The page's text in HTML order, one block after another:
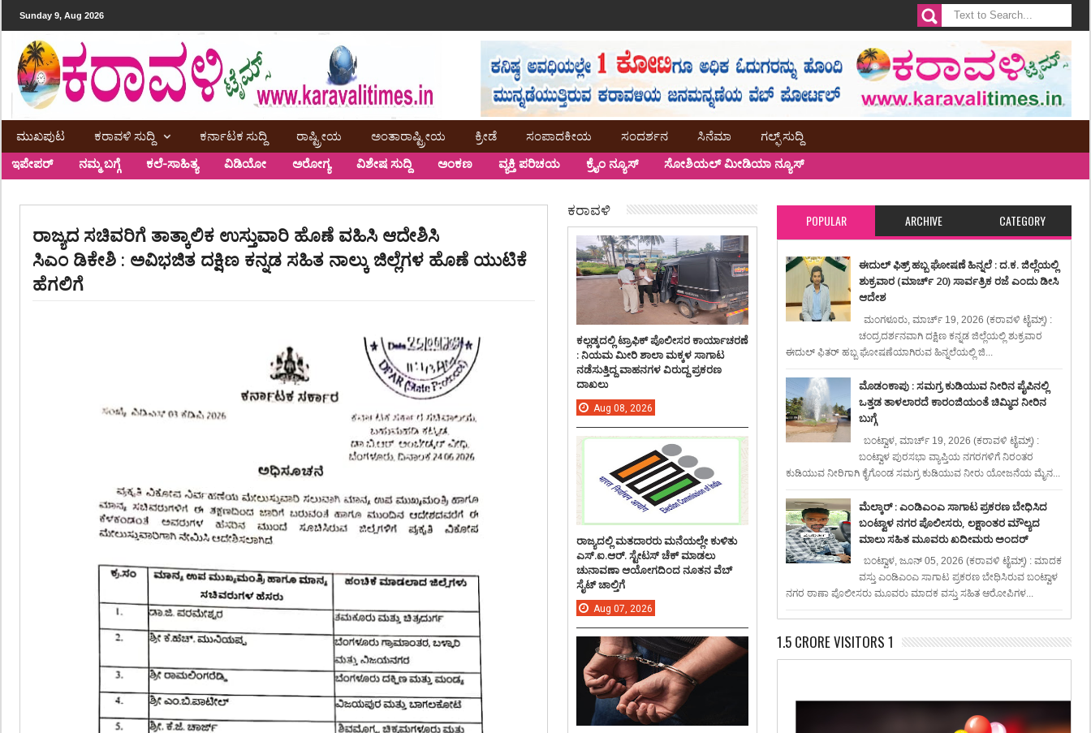
Sunday 9, Aug 2026
ಮುಖಪುಟ ಕರಾವಳಿ ಸುದ್ದಿ ಕರ್ನಾಟಕ ಸುದ್ದಿ ರಾಷ್ಟ್ರೀಯ ಅಂತಾರಾಷ್ಟ್ರೀಯ ಕ್ರೀಡೆ ಸಂಪಾದಕೀಯ ಸಂದರ್ಶನ ಸಿನೆಮಾ ಗಲ್ಫ್ ಸುದ್ದಿ
ಇಪೇಪರ್ ನಮ್ಮ ಬಗ್ಗೆ ಕಲೆ-ಸಾಹಿತ್ಯ ವಿಡಿಯೋ ಅರೋಗ್ಯ ವಿಶೇಷ ಸುದ್ದಿ ಅಂಕಣ ವ್ಯಕ್ತಿ ಪರಿಚಯ ಕ್ರೈಂ ನ್ಯೂಸ್ ಸೋಶಿಯಲ್ ಮೀಡಿಯಾ ನ್ಯೂಸ್
ರಾಜ್ಯದ ಸಚಿವರಿಗೆ ತಾತ್ಕಾಲಿಕ ಉಸ್ತುವಾರಿ ಹೊಣೆ ವಹಿಸಿ ಆದೇಶಿಸಿ
ಸಿಎಂ ಡಿಕೇಶಿ : ಅವಿಭಜಿತ ದಕ್ಷಿಣ ಕನ್ನಡ ಸಹಿತ ನಾಲ್ಕು ಜಿಲ್ಲೆಗಳ ಹೊಣೆ ಯುಟಿಕೆ
ಹೆಗಲಿಗೆ
POPULAR ARCHIVE CATEGORY
ಈದುಲ್ ಫಿತ್ರ್ ಹಬ್ಬ ಘೋಷಣೆ ಹಿನ್ನಲೆ : ದ.ಕ. ಜಿಲ್ಲೆಯಲ್ಲಿ
ಶುಕ್ರವಾರ (ಮಾರ್ಚ್ 20) ಸಾರ್ವತ್ರಿಕ ರಜೆ ಎಂದು ಡೀಸಿ
ಆದೇಶ
ಮಂಗಳೂರು, ಮಾರ್ಚ್ 19, 2026 (ಕರಾವಳಿ ಟೈಮ್ಸ್) :
ಚಂದ್ರದರ್ಶನವಾಗಿ ದಕ್ಷಿಣ ಕನ್ನಡ ಜಿಲ್ಲೆಯಲ್ಲಿ ಶುಕ್ರವಾರ
ಈದುಲ್ ಫಿತರ್ ಹಬ್ಬ ಘೋಷಣೆಯಾಗಿರುವ ಹಿನ್ನಲೆಯಲ್ಲಿ ಜಿ...
ಮೊಡಂಕಾಪು : ಸಮಗ್ರ ಕುಡಿಯುವ ನೀರಿನ ಪೈಪಿನಲ್ಲಿ
ಒತ್ತಡ ತಾಳಲಾರದೆ ಕಾರಂಜಿಯಂತೆ ಚಿಮ್ಮಿದ ನೀರಿನ
ಬುಗ್ಗೆ
ಬಂಟ್ವಾಳ, ಮಾರ್ಚ್ 19, 2026 (ಕರಾವಳಿ ಟೈಮ್ಸ್) :
ಬಂಟ್ವಾಳ ಪುರಸಭಾ ವ್ಯಾಪ್ತಿಯ ನಗರಗಳಿಗೆ ನಿರಂತರ
ಕುಡಿಯುವ ನೀರಿಗಾಗಿ ಕೈಗೊಂಡ ಸಮಗ್ರ ಕುಡಿಯುವ ನೀರು ಯೋಜನೆಯ ಮೈನ...
ಮೆಲ್ಕಾರ್ : ಎಂಡಿಎಂಎ ಸಾಗಾಟ ಪ್ರಕರಣ ಬೇಧಿಸಿದ
ಬಂಟ್ವಾಳ ನಗರ ಪೊಲೀಸರು, ಲಕ್ಷಾಂತರ ಮೌಲ್ಯದ
ಮಾಲು ಸಹಿತ ಮೂವರು ಖದೀಮರು ಅಂದರ್
ಬಂಟ್ವಾಳ, ಜೂನ್ 05, 2026 (ಕರಾವಳಿ ಟೈಮ್ಸ್) : ಮಾದಕ
ವಸ್ತು ಎಂಡಿಎಂಎ ಸಾಗಾಟ ಪ್ರಕರಣ ಬೇಧಿಸಿರುವ ಬಂಟ್ವಾಳ
ನಗರ ಠಾಣಾ ಪೊಲೀಸರು ಮೂವರು ಮಾದಕ ವಸ್ತು ಸಹಿತ ಆರೋಪಿಗಳ...
1.5 CRORE VISITORS 1
ಕರಾವಳಿ
ಕಲ್ಲಡ್ಕದಲ್ಲಿ ಟ್ರಾಫಿಕ್ ಪೊಲೀಸರ ಕಾರ್ಯಾಚರಣೆ
: ನಿಯಮ ಮೀರಿ ಶಾಲಾ ಮಕ್ಕಳ ಸಾಗಾಟ
ನಡೆಸುತ್ತಿದ್ದ ವಾಹನಗಳ ವಿರುದ್ದ ಪ್ರಕರಣ
ದಾಖಲು
Aug 08, 2026
ರಾಜ್ಯದಲ್ಲಿ ಮತದಾರರು ಮನೆಯಲ್ಲೇ ಕುಳಿತು
ಎಸ್.ಐ.ಆರ್. ಸ್ಟೇಟಸ್ ಚೆಕ್ ಮಾಡಲು
ಚುನಾವಣಾ ಆಯೋಗದಿಂದ ನೂತನ ವೆಬ್
ಸೈಟ್ ಚಾಲ್ತಿಗೆ
Aug 07, 2026